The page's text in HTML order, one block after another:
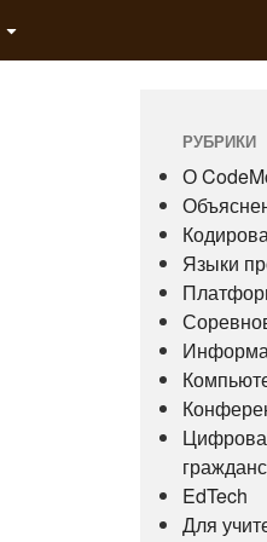
РУБРИКИ
О
Языки
EdTech
Для